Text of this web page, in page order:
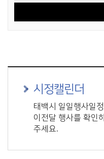
시정캘린더
태백시 일일행사일
이전달 행사를 확인
주세요.